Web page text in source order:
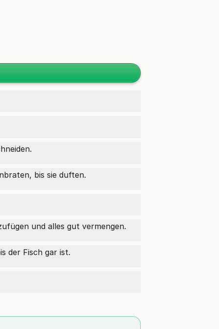
bis sie duften.
und alles gut vermengen.
der Fisch gar ist.